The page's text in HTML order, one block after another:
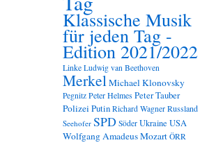
Klassische Musik
für jeden Tag -
Edition 2021/2022
Linke Ludwig van Beethoven
MerkelMichael Klonovsky
Pegnitz Peter HelmesPeter Tauber
PolizeiPutin Richard Wagner Russland
Seehofer SPD Söder Ukraine USA
Wolfgang Amadeus Mozart ÖRR